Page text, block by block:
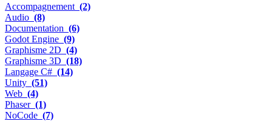
Accompagnement (2)
Audio (8)
Documentation (6)
Godot Engine (9)
Graphisme 2D (4)
Graphisme 3D (18)
Langage C# (14)
Unity (51)
Web (4)
Phaser (1)
NoCode (7)